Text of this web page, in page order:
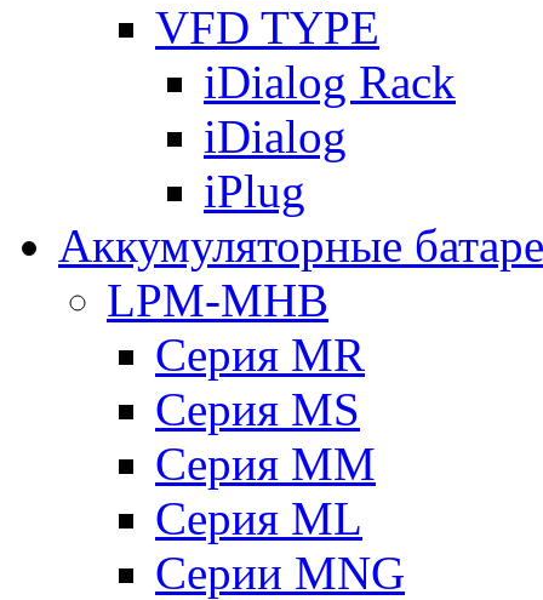
VFD TYPE
iDialog Rack
iDialog
iPlug
Аккумуляторные
LPM-MHB
Серия MR
Серия MS
Серия MM
Серия ML
Серии MNG